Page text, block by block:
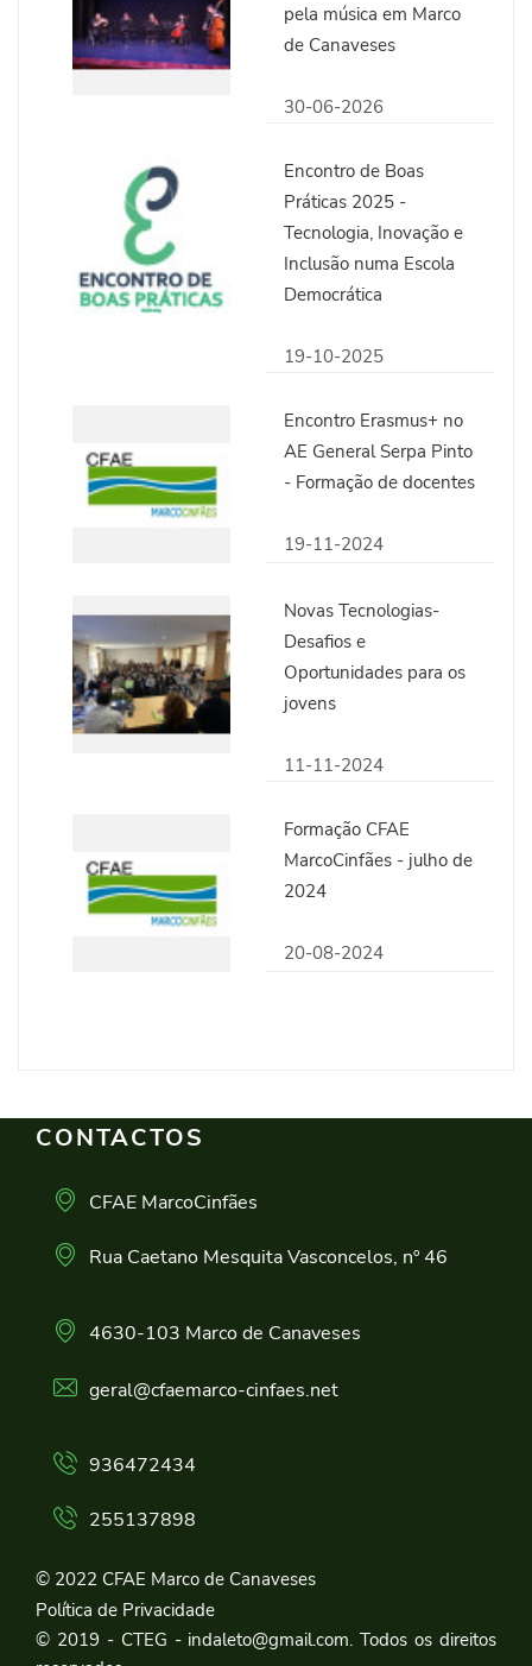
pela música em Marco
de Canaveses
30-06-2026
Encontro de Boas
Práticas 2025 -
Tecnologia, Inovação e
Inclusão numa Escola
Democrática
19-10-2025
Encontro Erasmus+ no
AE General Serpa Pinto
- Formação de docentes
19-11-2024
Novas Tecnologias-
Desafios e
Oportunidades para os
jovens
11-11-2024
Formação CFAE
MarcoCinfães - julho de
2024
20-08-2024
CONTACTOS
CFAE MarcoCinfães
Rua Caetano Mesquita Vasconcelos, nº 46
4630-103 Marco de Canaveses
geral@cfaemarco-cinfaes.net
936472434
255137898
© 2022 CFAE Marco de Canaveses
Política de Privacidade
© 2019 - CTEG - indaleto@gmail.com. Todos os direitos